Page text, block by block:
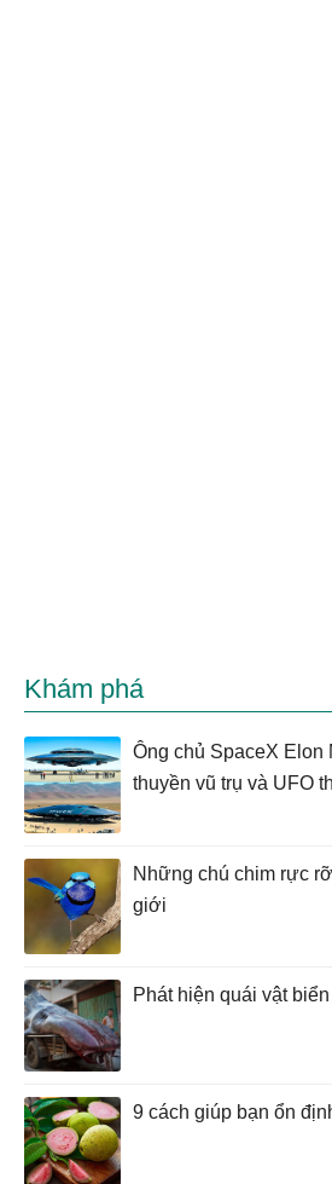
Khám phá
Ông chủ SpaceX Elon
thuyền vũ trụ và UFO
Những chú chim rực
giới
Phát hiện quái vật
9 cách giúp bạn ổn